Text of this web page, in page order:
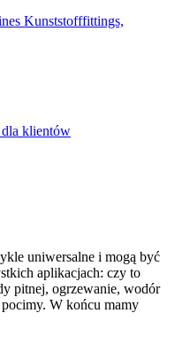
klientów
uniwersalne i mogą być
aplikacjach: czy to
pitnej, ogrzewanie, wodór
W końcu mamy